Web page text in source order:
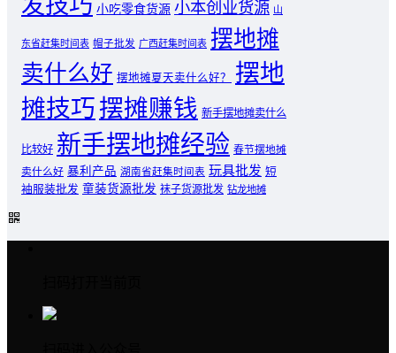
小吃零食货源 小本创业货源 山
东省赶集时间表 帽子批发 广西赶集时间表 摆地摊
卖什么好 摆地摊夏天卖什么好？
摆地
摊技巧摆摊赚钱 新手摆地摊卖什么
比较好 新手摆地摊经验 春节摆地摊
卖什么好 暴利产品 湖南省赶集时间表 玩具批发 短
袖服装批发 童装货源批发 袜子货源批发 钻龙地摊